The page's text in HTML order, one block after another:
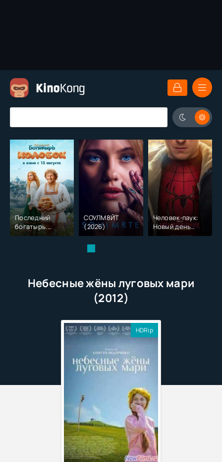
Последний
богатырь.
Колобок (2026)
СОУЛМ8ЙТ
(2026)
Человек-паук:
Новый день
(2026)
Небесные жёны луговых мари
(2012)
HDRip